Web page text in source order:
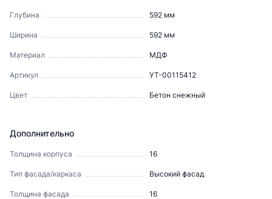
Глубина 592 мм
Ширина 592 мм
Материал МДФ
Артикул УТ-00115412
Цвет Бетон снежный
Дополнительно
Толщина корпуса 16
Тип фасада/каркаса Высокий фасад
Толщина фасада 16